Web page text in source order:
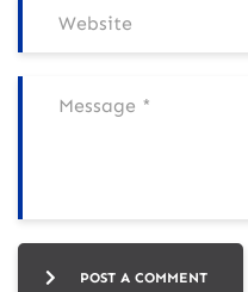
POST A COMMENT